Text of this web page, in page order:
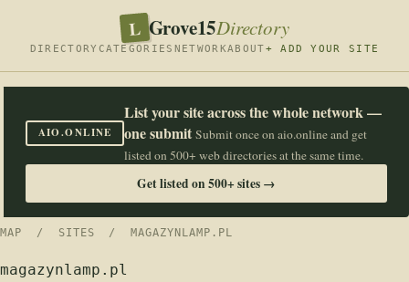
L Grove15Directory
DIRECTORY CATEGORIES NETWORKABOUT+ ADD YOUR SITE
AIO.ONLINE
List your site across the whole network —
one submit Submit once on aio.online and get
listed on 500+ web directories at the same time.
Get listed on 500+ sites →
MAP / SITES / MAGAZYNLAMP.PL
magazynlamp.pl